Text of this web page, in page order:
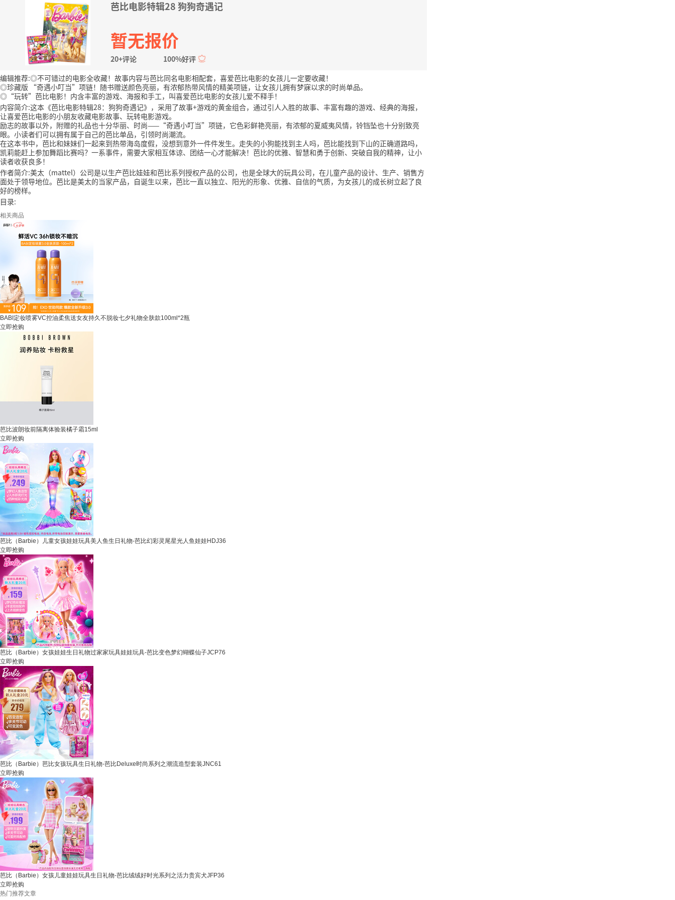
芭比电影特辑28 狗狗奇遇记
暂无报价
20+评论
100%好评
编辑推荐:◎不可错过的电影全收藏！故事内容与芭比同名电影相配套，喜爱芭比电影的女孩儿一定要收藏！
◎珍藏版 “奇遇小叮当”项链！随书赠送颜色亮丽，有浓郁热带风情的精美项链，让女孩儿拥有梦寐以求的时尚单品。
◎“玩转”芭比电影！内含丰富的游戏、海报和手工，叫喜爱芭比电影的女孩儿爱不释手！
内容简介:这本《芭比电影特辑28：狗狗奇遇记》，采用了故事+游戏的黄金组合，通过引人入胜的故事、丰富有趣的游戏、经典的海报，
让喜爱芭比电影的小朋友收藏电影故事、玩转电影游戏。
励志的故事以外，附赠的礼品也十分华丽、时尚——“奇遇小叮当”项链，它色彩鲜艳亮丽，有浓郁的夏威夷风情，铃铛坠也十分别致亮
眼。小读者们可以拥有属于自己的芭比单品，引领时尚潮流。
在这本书中，芭比和妹妹们一起来到热带海岛度假，没想到意外一件件发生。走失的小狗能找到主人吗，芭比能找到下山的正确道路吗，
凯莉能赶上参加舞蹈比赛吗？一系事件，需要大家相互体谅、团结一心才能解决！芭比的优雅、智慧和勇于创新、突破自我的精神，让小
读者收获良多！
作者简介:美太（mattel）公司是以生产芭比娃娃和芭比系列授权产品的公司，也是全球大的玩具公司，在儿童产品的设计、生产、销售方
面处于领导地位。芭比是美太的当家产品，自诞生以来，芭比一直以独立、阳光的形象、优雅、自信的气质，为女孩儿的成长树立起了良
好的榜样。
目录:
相关商品
BABI定妆喷雾VC控油柔焦送女友持久不脱妆七夕礼物全肤款100ml*2瓶
立即抢购
芭比波朗妆前隔离体验装橘子霜15ml
立即抢购
芭比（Barbie）儿童女孩娃娃玩具美人鱼生日礼物-芭比幻彩灵尾星光人鱼娃娃HDJ36
立即抢购
芭比（Barbie）女孩娃娃生日礼物过家家玩具娃娃玩具-芭比变色梦幻蝴蝶仙子JCP76
立即抢购
芭比（Barbie）芭比女孩玩具生日礼物-芭比Deluxe时尚系列之潮流造型套装JNC61
立即抢购
芭比（Barbie）女孩儿童娃娃玩具生日礼物-芭比绒绒好时光系列之活力贵宾犬JFP36
立即抢购
热门推荐文章